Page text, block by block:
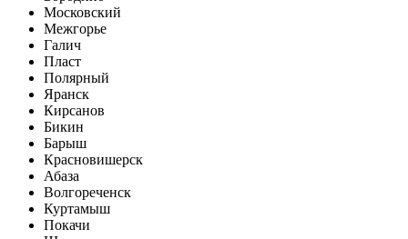
Московский
Межгорье
Галич
Пласт
Полярный
Яранск
Кирсанов
Бикин
Барыш
Красновишерск
Абаза
Волгореченск
Куртамыш
Покачи